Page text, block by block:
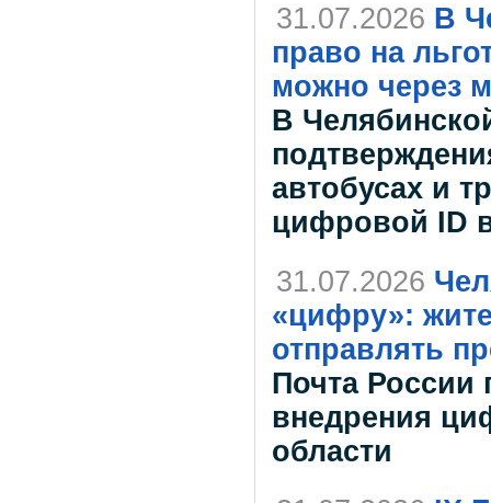
31.07.2026 В
право на
можно через
В
автобусах и
цифровой ID
31.07.2026
«цифру»:
отправлять
Почта России
внедрения
области